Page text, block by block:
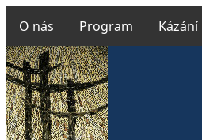
O nás Program Kázání